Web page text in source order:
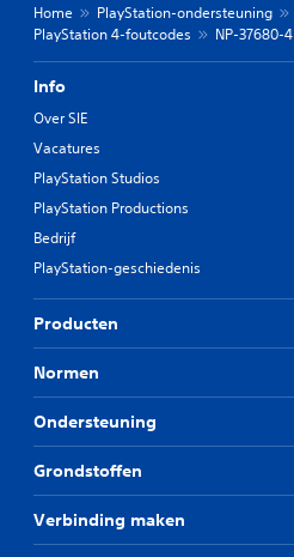
Home PlayStation-ondersteuning
PlayStation 4-foutcodes
NP-37680-4
Info
Over SIE
Vacatures
PlayStation Studios
PlayStation Productions
Bedrijf
PlayStation-geschiedenis
Producten
Normen
Ondersteuning
Grondstoffen
Verbinding maken